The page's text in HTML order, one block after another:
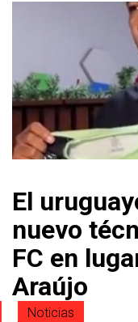
El
nuevo
FC en
Araújo
Noticias